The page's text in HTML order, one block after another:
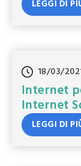
LEGGI DI
18/03/
Internet
Internet
LEGGI DI